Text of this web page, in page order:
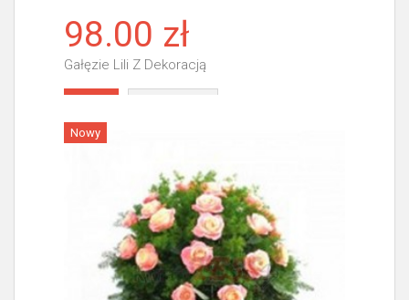
98.00 zł
Gałęzie Lili Z Dekoracją
Nowy